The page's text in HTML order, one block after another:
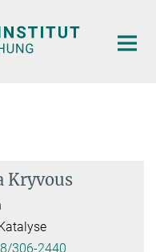
Kryvous
306-2440